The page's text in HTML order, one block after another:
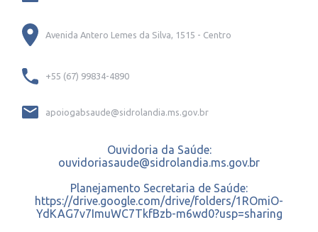
Avenida Antero Lemes da Silva, 1515 - Centro
+55 (67) 99834-4890
apoiogabsaude@sidrolandia.ms.gov.br
Ouvidoria da Saúde:
ouvidoriasaude@sidrolandia.ms.gov.br
Planejamento Secretaria de Saúde:
https://drive.google.com/drive/folders/1ROmiO-
YdKAG7v7ImuWC7TkfBzb-m6wd0?usp=sharing